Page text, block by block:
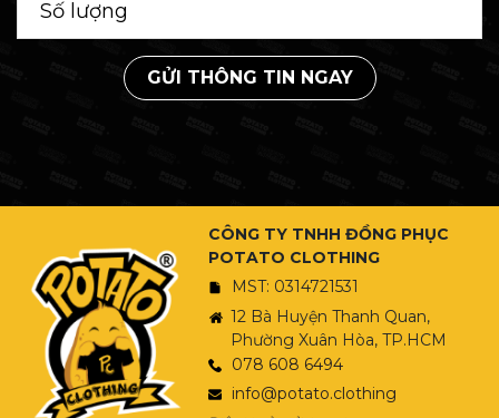
GỬI THÔNG TIN NGAY
CÔNG TY TNHH ĐỒNG PHỤC
POTATO CLOTHING
MST: 0314721531
12 Bà Huyện Thanh Quan,
Phường Xuân Hòa, TP.HCM
078 608 6494
info@potato.clothing